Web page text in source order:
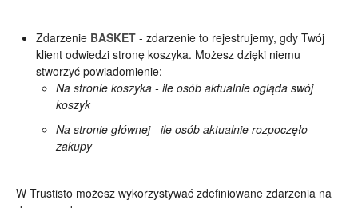
Zdarzenie BASKET - zdarzenie to rejestrujemy, gdy Twój
klient odwiedzi stronę koszyka. Możesz dzięki niemu
stworzyć powiadomienie:
Na stronie koszyka - ile osób aktualnie ogląda swój
koszyk
Na stronie głównej - ile osób aktualnie rozpoczęło
zakupy
W Trustisto możesz wykorzystywać zdefiniowane zdarzenia na